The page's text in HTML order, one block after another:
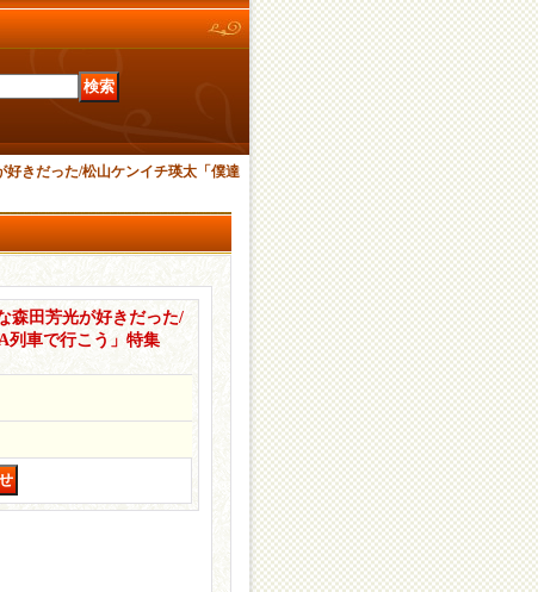
好きだった/松山ケンイチ瑛太「僕達
森田芳光が好きだった/
列車で行こう」特集